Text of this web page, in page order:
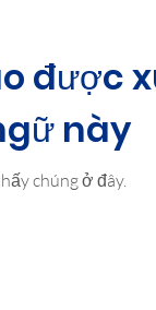
được
này
chúng ở đây.